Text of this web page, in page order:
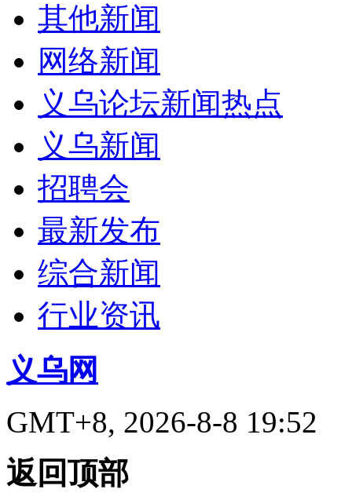
其他新闻
网络新闻
义乌论坛新闻热点
义乌新闻
招聘会
最新发布
综合新闻
行业资讯
义乌网
GMT+8, 2026-8-8 19:52
返回顶部